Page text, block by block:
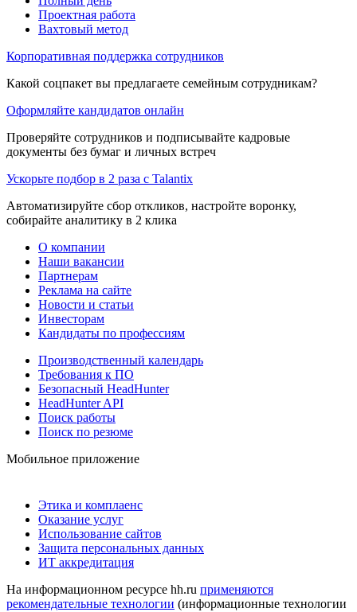
Проектная работа
Вахтовый метод
Корпоративная поддержка сотрудников
Какой соцпакет вы предлагаете семейным сотрудникам?
Оформляйте кандидатов онлайн
Проверяйте сотрудников и подписывайте кадровые
документы без бумаг и личных встреч
Ускорьте подбор в 2 раза с Talantix
Автоматизируйте сбор откликов, настройте воронку,
собирайте аналитику в 2 клика
О компании
Наши вакансии
Партнерам
Реклама на сайте
Новости и статьи
Инвесторам
Кандидаты по профессиям
Производственный календарь
Требования к ПО
Безопасный HeadHunter
HeadHunter API
Поиск работы
Поиск по резюме
Мобильное приложение
Этика и комплаенс
Оказание услуг
Использование сайтов
Защита персональных данных
ИТ аккредитация
На информационном ресурсе hh.ru применяются
рекомендательные технологии (информационные технологии